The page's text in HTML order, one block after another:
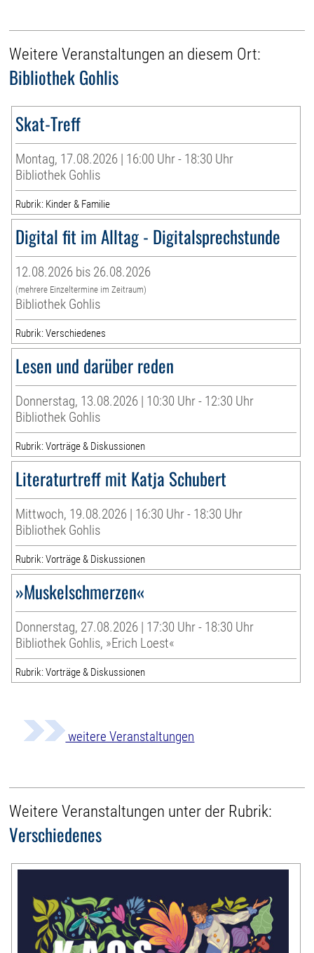
Weitere Veranstaltungen an diesem Ort:
Bibliothek Gohlis
Skat-Treff
Montag, 17.08.2026 | 16:00 Uhr - 18:30 Uhr
Bibliothek Gohlis
Rubrik: Kinder & Familie
Digital fit im Alltag - Digitalsprechstunde
12.08.2026 bis 26.08.2026
(mehrere Einzeltermine im Zeitraum)
Bibliothek Gohlis
Rubrik: Verschiedenes
Lesen und darüber reden
Donnerstag, 13.08.2026 | 10:30 Uhr - 12:30 Uhr
Bibliothek Gohlis
Rubrik: Vorträge & Diskussionen
Literaturtreff mit Katja Schubert
Mittwoch, 19.08.2026 | 16:30 Uhr - 18:30 Uhr
Bibliothek Gohlis
Rubrik: Vorträge & Diskussionen
»Muskelschmerzen«
Donnerstag, 27.08.2026 | 17:30 Uhr - 18:30 Uhr
Bibliothek Gohlis, »Erich Loest«
Rubrik: Vorträge & Diskussionen
weitere Veranstaltungen
Weitere Veranstaltungen unter der Rubrik:
Verschiedenes